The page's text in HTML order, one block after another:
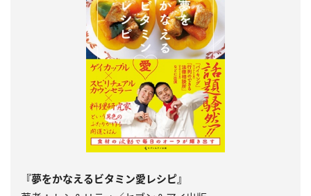
『夢をかなえるビタミン愛レシピ』